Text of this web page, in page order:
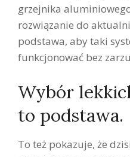
grzejnika
rozwiązanie do
podstawa, aby taki
funkcjonować bez
Wybór
to podstawa.
To też pokazuje, że